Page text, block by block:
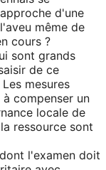
d'une
même de
cours ?
sont grands
de ce
mesures
compenser un
locale de
ressource sont
l'examen doit